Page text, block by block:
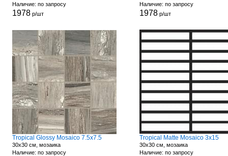
Наличие: по запросу
1978 р/шт
Наличие: по запросу
1978 р/шт
Tropical Glossy Mosaico 7.5x7.5
30x30 см, мозаика
Наличие: по запросу
Tropical Matte Mosaico 3x15
30x30 см, мозаика
Наличие: по запросу